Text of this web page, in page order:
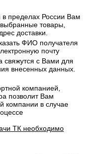
в пределах России Вам
товары,
доставки.
ФИО получателя
почту
свяжутся с Вами для
внесенных данных.
компанией,
позволит Вам
компании в случае
ТК необходимо